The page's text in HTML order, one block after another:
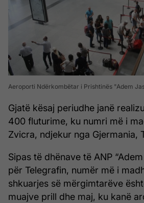
Aeroporti Ndërkombëtar i Prishtinës "Adem
Gjatë kësaj periudhe janë
400 fluturime, ku numri më i
Zvicra, ndjekur nga Gjermania,
Sipas të dhënave të ANP
për Telegrafin, numër më i
shkuarjes së mërgimtarëve
muajve prill dhe maj, ku kanë